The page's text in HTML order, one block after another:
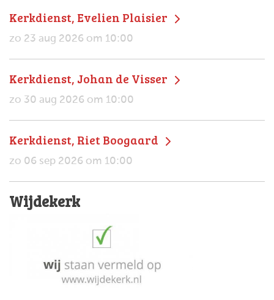
Kerkdienst, Evelien Plaisier
zo 23 aug 2026 om 10:00
Kerkdienst, Johan de Visser
zo 30 aug 2026 om 10:00
Kerkdienst, Riet Boogaard
zo 06 sep 2026 om 10:00
Wijdekerk